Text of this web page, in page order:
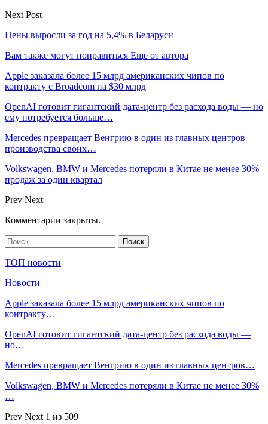
Next Post
Цены выросли за год на 5,4% в Беларуси
Вам также могут понравиться Еще от автора
Apple заказала более 15 млрд американских чипов по
контракту с Broadcom на $30 млрд
OpenAI готовит гигантский дата-центр без расхода воды — но
ему потребуется больше…
Mercedes превращает Венгрию в один из главных центров
производства своих…
Volkswagen, BMW и Mercedes потеряли в Китае не менее 30%
продаж за один квартал
Prev Next
Комментарии закрыты.
ТОП новости
Новости
Apple заказала более 15 млрд американских чипов по
контракту…
OpenAI готовит гигантский дата-центр без расхода воды —
но…
Mercedes превращает Венгрию в один из главных центров…
Volkswagen, BMW и Mercedes потеряли в Китае не менее 30%
…
Prev Next 1 из 509